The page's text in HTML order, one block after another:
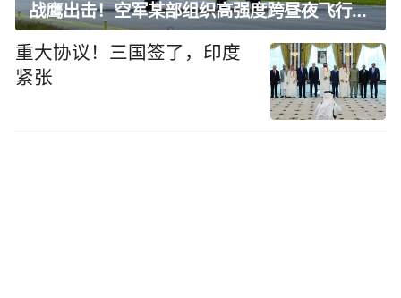
战鹰出击！空军某部组织高强度跨昼夜飞行训练
重大协议！三国签了，印度
紧张